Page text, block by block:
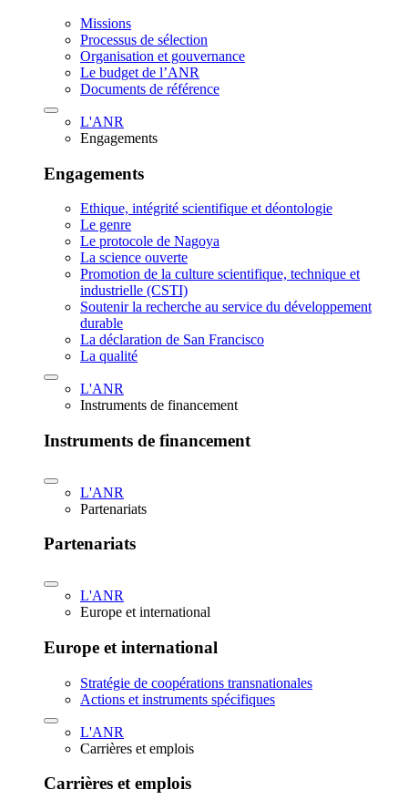
Missions
Processus de sélection
Organisation et gouvernance
Le budget de l’ANR
Documents de référence
L'ANR
Engagements
Engagements
Ethique, intégrité scientifique et déontologie
Le genre
Le protocole de Nagoya
La science ouverte
Promotion de la culture scientifique, technique et
industrielle (CSTI)
Soutenir la recherche au service du développement
durable
La déclaration de San Francisco
La qualité
L'ANR
Instruments de financement
Instruments de financement
L'ANR
Partenariats
Partenariats
L'ANR
Europe et international
Europe et international
Stratégie de coopérations transnationales
Actions et instruments spécifiques
L'ANR
Carrières et emplois
Carrières et emplois